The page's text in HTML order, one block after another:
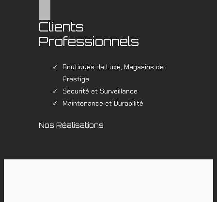
Clients
Professionnels
Boutiques de Luxe, Magasins de
Prestige
Sécurité et Surveillance
Maintenance et Durabilité
Nos Réalisations